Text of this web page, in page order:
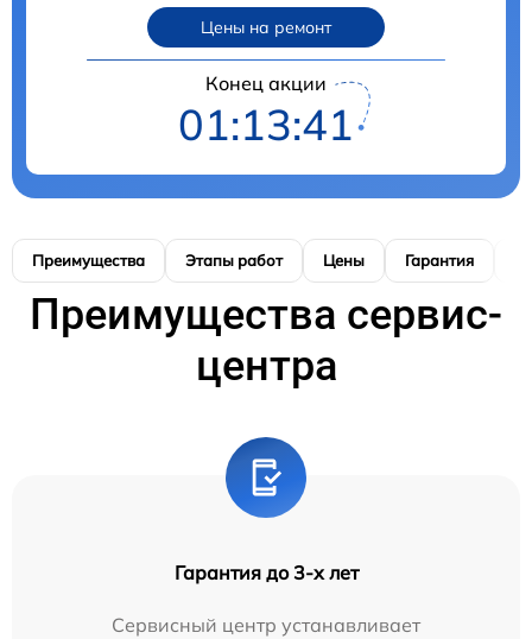
Цены на ремонт
Конец акции
01:13:40
Преимущества Этапы работ Цены Гарантия
Преимущества сервис-
центра
Гарантия до 3-х лет
Сервисный центр устанавливает